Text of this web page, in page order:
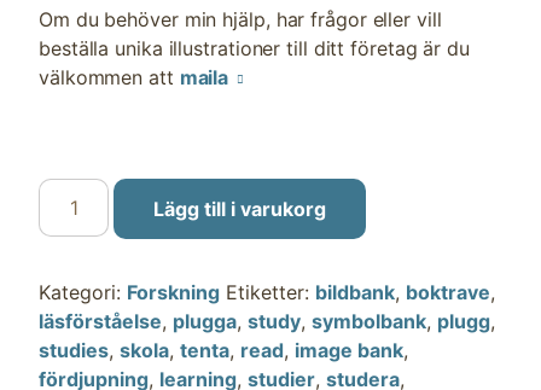
Om du behöver min hjälp, har frågor eller vill
beställa unika illustrationer till ditt företag är du
välkommen att maila
Forskningsstudier
mängd
Lägg till i varukorg
Kategori: Forskning Etiketter: bildbank, boktrave,
läsförståelse, plugga, study, symbolbank, plugg,
studies, skola, tenta, read, image bank,
fördjupning, learning, studier, studera,